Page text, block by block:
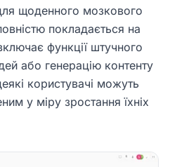
щоденного мозкового
покладається на
функції штучного
або генерацію контенту
користувачі можуть
у міру зростання їхніх